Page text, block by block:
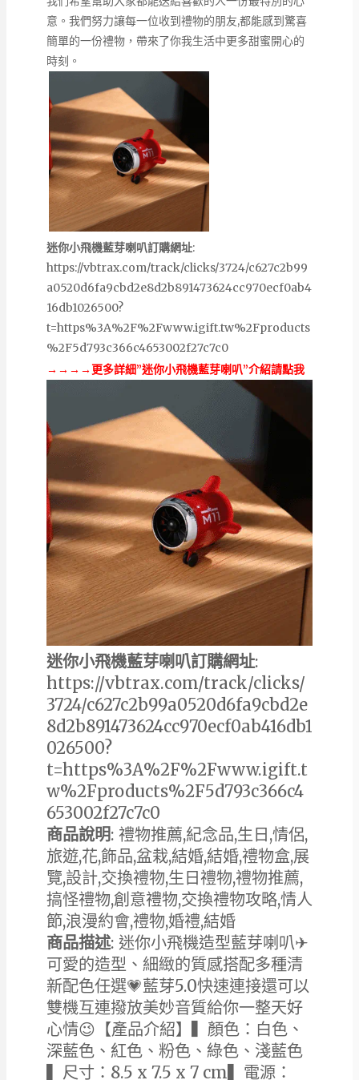
意。我們努力讓每一位收到禮物的朋友,都能感到驚喜
簡單的一份禮物，帶來了你我生活中更多甜蜜開心的
時刻。
迷你小飛機藍芽喇叭訂購網址:
https://vbtrax.com/track/clicks/3724/c627c2b99
a0520d6fa9cbd2e8d2b891473624cc970ecf0ab4
16db1026500?
t=https%3A%2F%2Fwww.igift.tw%2Fproducts
%2F5d793c366c4653002f27c7c0
→→→→更多詳細”迷你小飛機藍芽喇叭”介紹請點我
迷你小飛機藍芽喇叭訂購網址:
https://vbtrax.com/track/clicks/
3724/c627c2b99a0520d6fa9cbd2e
8d2b891473624cc970ecf0ab416db1
026500?
t=https%3A%2F%2Fwww.igift.t
w%2Fproducts%2F5d793c366c4
653002f27c7c0
商品說明: 禮物推薦,紀念品,生日,情侶,
旅遊,花,飾品,盆栽,結婚,結婚,禮物盒,展
覽,設計,交換禮物,生日禮物,禮物推薦,
搞怪禮物,創意禮物,交換禮物攻略,情人
節,浪漫約會,禮物,婚禮,結婚
商品描述: 迷你小飛機造型藍芽喇叭✈
可愛的造型、細緻的質感搭配多種清
新配色任選💗藍芽5.0快速連接還可以
雙機互連撥放美妙音質給你一整天好
心情😉【產品介紹】▍顏色：白色、
深藍色、紅色、粉色、綠色、淺藍色
▍尺寸：8.5 x 7.5 x 7 cm▍電源：